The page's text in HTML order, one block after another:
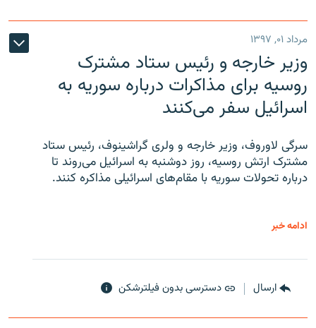
مرداد ۰۱, ۱۳۹۷
وزیر خارجه و رئیس‌ ستاد مشترک
روسیه برای مذاکرات درباره سوریه به
اسرائیل سفر می‌کنند
سرگی لاوروف، وزیر خارجه و ولری گراشینوف، رئیس ستاد
مشترک ارتش روسیه، روز دوشنبه به اسرائیل می‌روند تا
درباره تحولات سوریه با مقام‌های اسرائیلی مذاکره کنند.
ادامه خبر
ارسال دسترسی بدون فیلترشکن